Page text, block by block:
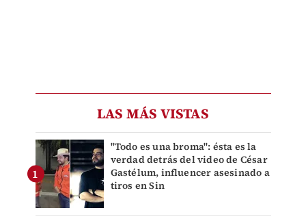
LAS MÁS VISTAS
"Todo es una broma": ésta es la
verdad detrás del video de César
Gastélum, influencer asesinado a
tiros en Sin